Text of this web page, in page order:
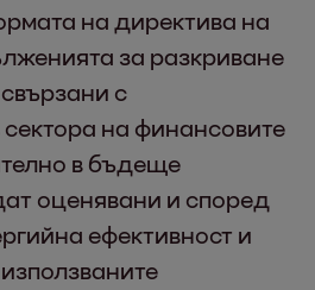
на директива на
за разкриване
с
сектора на финансовите
в бъдеще
оценявани и според
ефективност и